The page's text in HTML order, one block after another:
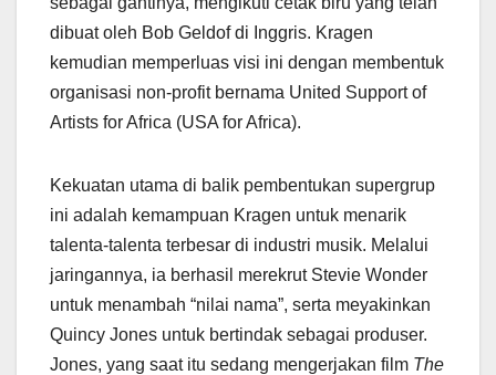
dibuat oleh Bob Geldof di Inggris. Kragen
kemudian memperluas visi ini dengan membentuk
organisasi non-profit bernama United Support of
Artists for Africa (USA for Africa).
Kekuatan utama di balik pembentukan supergrup
ini adalah kemampuan Kragen untuk menarik
talenta-talenta terbesar di industri musik. Melalui
jaringannya, ia berhasil merekrut Stevie Wonder
untuk menambah “nilai nama”, serta meyakinkan
Quincy Jones untuk bertindak sebagai produser.
Jones, yang saat itu sedang mengerjakan film The